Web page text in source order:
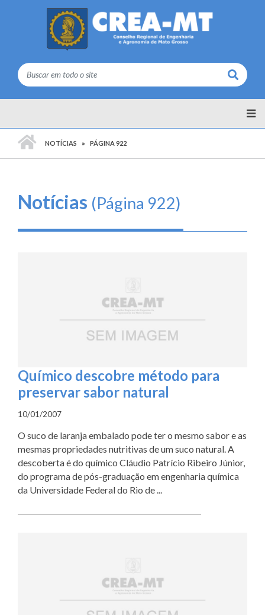
Buscar
NOTÍCIAS PÁGINA 922
Notícias (Página 922)
Químico descobre método para
preservar sabor natural
10/01/2007
O suco de laranja embalado pode ter o mesmo sabor e as
mesmas propriedades nutritivas de um suco natural. A
descoberta é do químico Cláudio Patrício Ribeiro Júnior,
do programa de pós-graduação em engenharia química
da Universidade Federal do Rio de ...